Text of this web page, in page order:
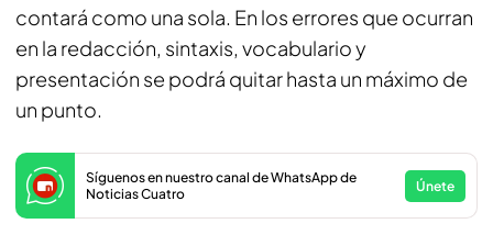
contará como una sola. En los errores que ocurran
en la redacción, sintaxis, vocabulario y
presentación se podrá quitar hasta un máximo de
un punto.
Síguenos en nuestro canal de WhatsApp de
Noticias Cuatro
Únete